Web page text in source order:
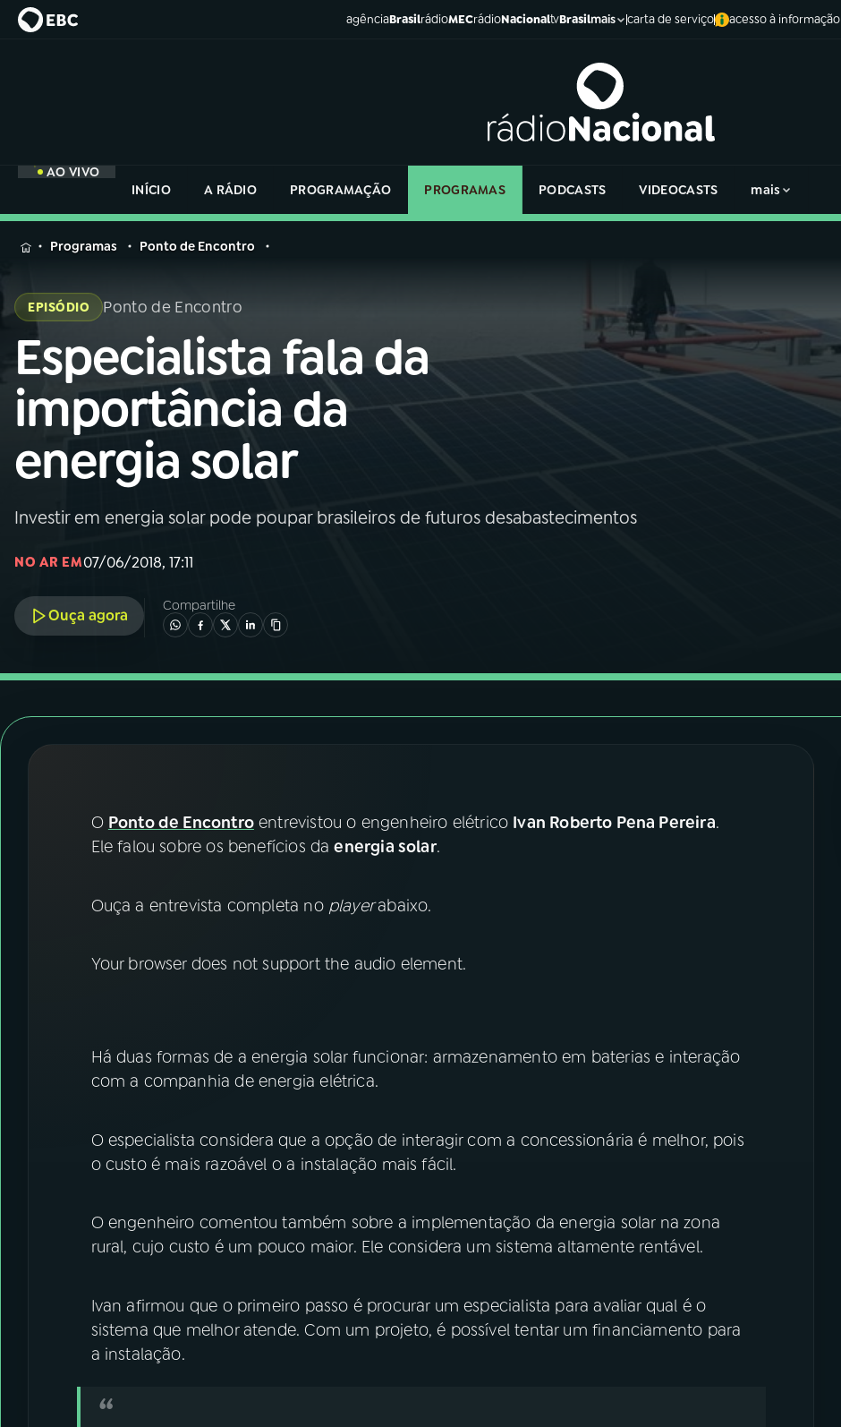
agênciaBrasilrádioMECrádioNacionaltvBrasilmais carta de serviço acesso à informação
AO VIVO
INÍCIO
A RÁDIO PROGRAMAÇÃO PROGRAMAS PODCASTS VIDEOCASTS mais
MENU
Buscar
na
Rádio
Nacional
AO VIVO
01 INÍCIO
02 A RÁDIO
03PROGRAMAÇÃO
PROGRAMAS
YouTube Facebook
na
Rádio
Programas Ponto de Encontro
EPISÓDIO Ponto de Encontro
Especialista fala da
importância da
energia solar
Investir em energia solar pode poupar brasileiros de futuros desabastecimentos
NO AR EM07/06/2018, 17:11
Ouça agora
Compartilhe
O Ponto de Encontroentrevistou o engenheiro elétrico Ivan Roberto Pena Pereira.
Ele falou sobre os benefícios daenergia solar.
Ouça a entrevista completa no playerabaixo.
Your browser does not support the audio element.
Há duas formas de a energia solar funcionar: armazenamento em baterias e interação
com a companhia de energia elétrica.
O especialista considera que a opção de interagir com a concessionária é melhor, pois
o custo é mais razoável o a instalação mais fácil.
O engenheiro comentou também sobre a implementação da energia solar na zona
rural, cujo custo é um pouco maior. Ele considera um sistema altamente rentável.
Ivan afirmou que o primeiro passo é procurar um especialista para avaliar qual é o
sistema que melhor atende. Com um projeto, é possível tentar um financiamento para
a instalação.